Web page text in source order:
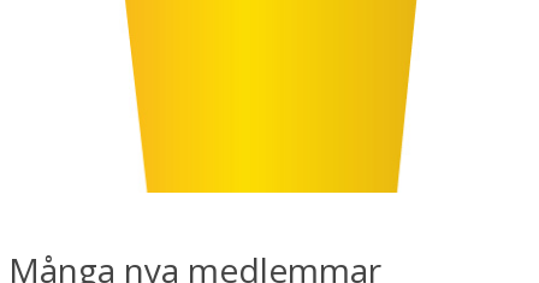
Många nya medlemmar